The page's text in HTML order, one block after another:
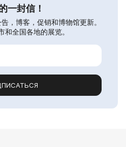
一封信！
，博客，促销和博物馆更新。
和全国各地的展览。